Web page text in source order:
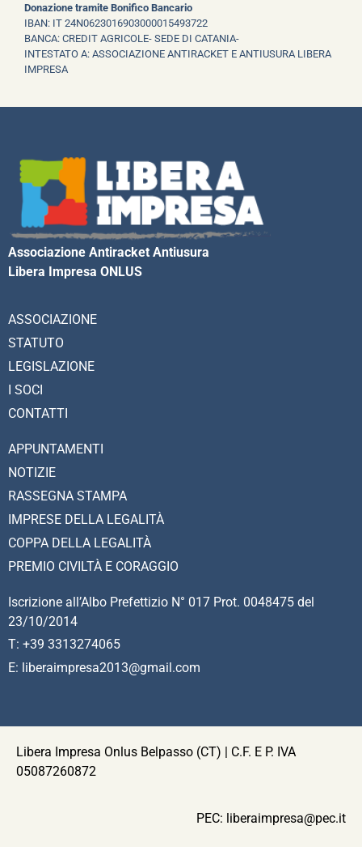
Donazione tramite Bonifico Bancario
IBAN: IT 24N0623016903000015493722
BANCA: CREDIT AGRICOLE- SEDE DI CATANIA-
INTESTATO A: ASSOCIAZIONE ANTIRACKET E ANTIUSURA LIBERA
IMPRESA
Associazione Antiracket Antiusura
Libera Impresa ONLUS
ASSOCIAZIONE
STATUTO
LEGISLAZIONE
I SOCI
CONTATTI
APPUNTAMENTI
NOTIZIE
RASSEGNA STAMPA
IMPRESE DELLA LEGALITÀ
COPPA DELLA LEGALITÀ
PREMIO CIVILTÀ E CORAGGIO
Iscrizione all’Albo Prefettizio N° 017 Prot. 0048475 del
23/10/2014
T: +39 3313274065
E: liberaimpresa2013@gmail.com
Libera Impresa Onlus Belpasso (CT) | C.F. E P. IVA
05087260872
PEC: liberaimpresa@pec.it